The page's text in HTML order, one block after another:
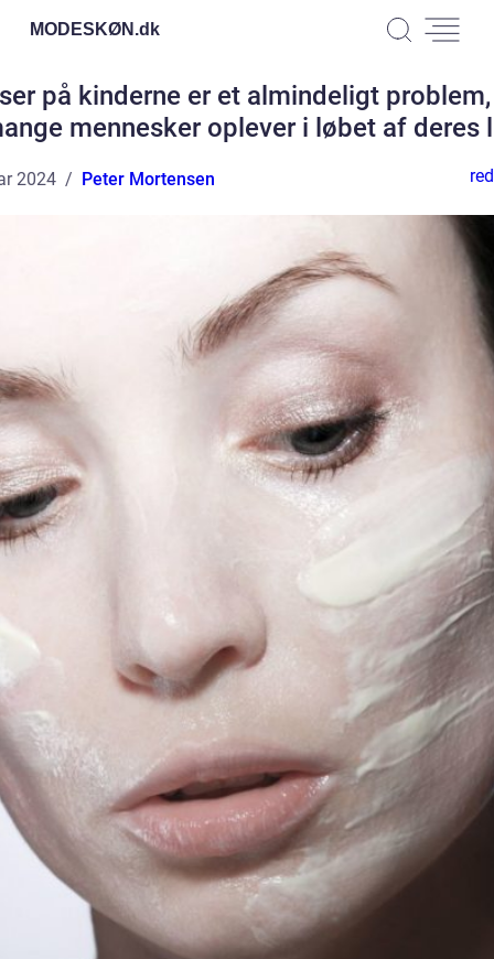
MODESKØN.dk
på kinderne er et almindeligt
mennesker oplever i løbet af deres
2024 Peter Mortensen